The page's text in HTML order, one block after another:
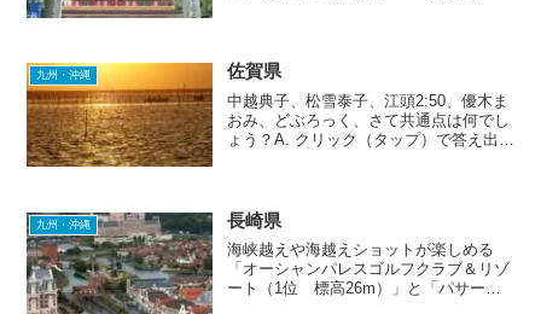
スと河川敷コースは...
九州・沖縄 佐賀県
中越典子、松雪泰子、江頭2:50、優木ま
おみ、どぶろっく、さて共通点は何でし
ょう？A. クリック（タップ）で答え出
九州・沖縄 長崎県
海峡越えや海越えショットが楽しめる
「オーシャンパレスゴルフクラブ＆リゾ
ート（1位 標高26m）」と「パサージ